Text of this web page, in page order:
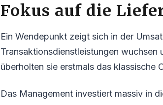
Fokus auf die
Ein Wendepunkt zeigt sich in der
Transaktionsdienstleistungen
überholten sie erstmals das klassische
Das Management investiert massiv in